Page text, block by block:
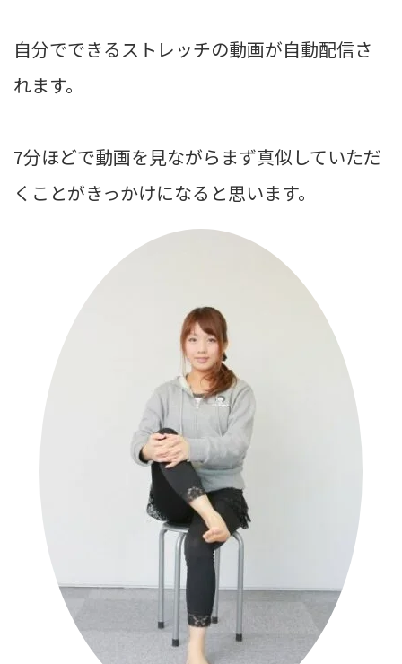
自分でできるストレッチの動画が自動配信さ
れます。
7分ほどで動画を見ながらまず真似していただ
くことがきっかけになると思います。